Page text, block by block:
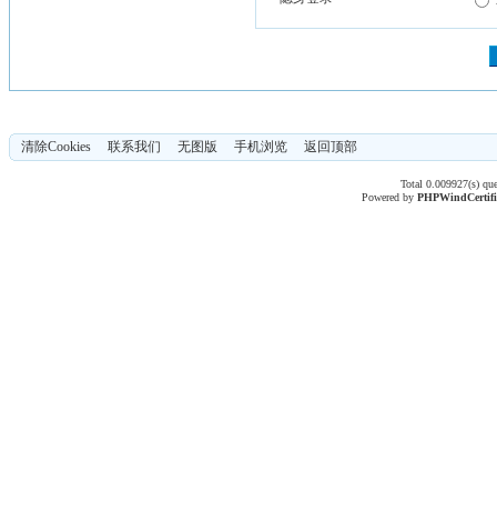
清除Cookies 联系我们 无图版 手机浏览 返回顶部
Total 0.009927(s)
Powered byPHPWind